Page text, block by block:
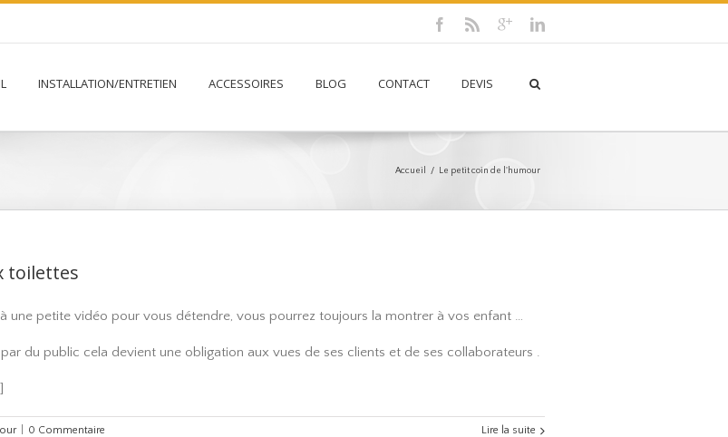
INSTALLATION/ENTRETIEN ACCESSOIRES BLOG CONTACT DEVIS
Accueil Le petit coin de l'humour
toilettes
une petite vidéo pour vous détendre, vous pourrez toujours la montrer à vos enfant …
du public cela devient une obligation aux vues de ses clients et de ses collaborateurs .
0 Commentaire Lire la suite